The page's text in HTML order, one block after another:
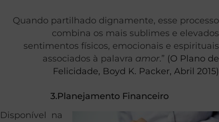
Quando partilhado dignamente, esse processo
combina os mais sublimes e elevados
sentimentos físicos, emocionais e espirituais
associados à palavra amor.” (O Plano de
Felicidade, Boyd K. Packer, Abril 2015)
3.Planejamento Financeiro
Disponível na